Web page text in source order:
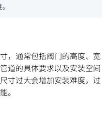
，通常包括阀门的高度、宽
道的具体要求以及安装空间
寸过大会增加安装难度，过
。